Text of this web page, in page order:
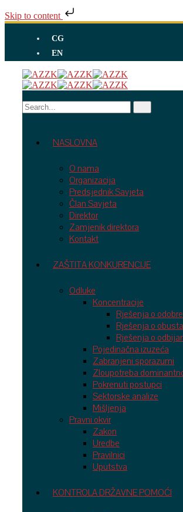
Skip to content
CG
EN
NASLOVNA
O nama
Organizacija
Predsjednik Savjeta
Član Savjeta
Direktor
Zamjenik direktora
Kontakt
ZAŠTITA KONKURENCIJE
Odluke
Koncentracije
Rješenja o
Rješenja o
Rješenja o
Pojedinačna izuzeća
Zabranjeni sporazumi
Zloupotreba
Pokrenuti postupci
Sektorske analize
Mišljenja
Pravni okvir
Zakon
Uredbe
Pravilnici
Uputstva
KONTROLA DRŽAVNE POMOĆI